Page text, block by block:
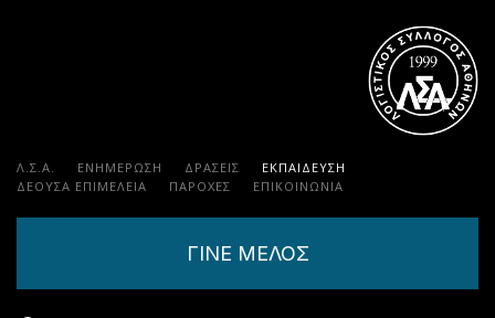
Λ.Σ.Α. ΕΝΗΜΕΡΩΣΗ ΔΡΑΣΕΙΣ
ΕΚΠΑΊΔΕΥΣΗ
ΔΕΟΥΣΑ ΕΠΙΜΕΛΕΙΑ
ΠΑΡΟΧΈΣ ΕΠΙΚΟΙΝΩΝΊΑ
ΓΙΝΕ ΜΕΛΟΣ